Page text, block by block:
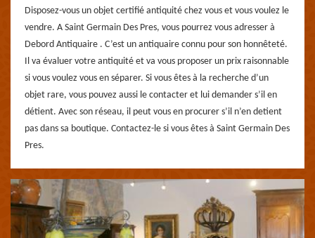
Disposez-vous un objet certifié antiquité chez vous et vous voulez le
vendre. A Saint Germain Des Pres, vous pourrez vous adresser à
Debord Antiquaire . C’est un antiquaire connu pour son honnêteté.
Il va évaluer votre antiquité et va vous proposer un prix raisonnable
si vous voulez vous en séparer. Si vous êtes à la recherche d’un
objet rare, vous pouvez aussi le contacter et lui demander s’il en
détient. Avec son réseau, il peut vous en procurer s’il n’en detient
pas dans sa boutique. Contactez-le si vous êtes à Saint Germain Des
Pres.